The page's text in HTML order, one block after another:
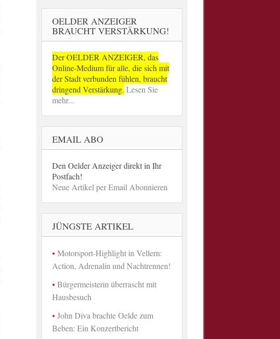
OELDER ANZEIGER
BRAUCHT VERSTÄRKUNG!
Der OELDER ANZEIGER, das
Online-Medium für alle, die sich mit
der Stadt verbunden fühlen, braucht
dringend Verstärkung. Lesen Sie
mehr...
EMAIL ABO
Den Oelder Anzeiger direkt in Ihr
Postfach!
Neue Artikel per Email Abonnieren
JÜNGSTE ARTIKEL
Motorsport-Highlight in Vellern:
Action, Adrenalin und Nachtrennen!
Bürgermeisterin überrascht mit
Hausbesuch
John Diva brachte Oelde zum
Beben: Ein Konzertbericht